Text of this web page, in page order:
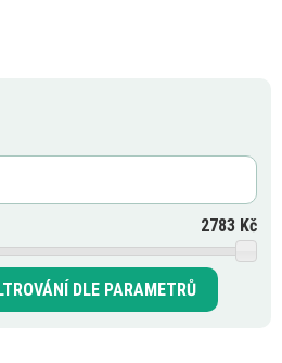
2783 Kč
DLE PARAMETRŮ